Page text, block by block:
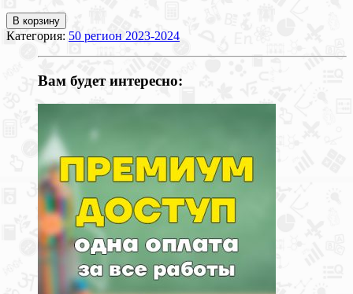
В корзину
Категория: 50 регион 2023-2024
Вам будет интересно: